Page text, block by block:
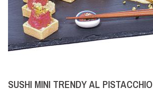
SUSHI MINI TRENDY AL PISTACCHIO